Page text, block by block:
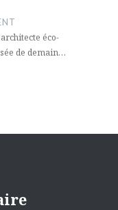
éco-
de demain…